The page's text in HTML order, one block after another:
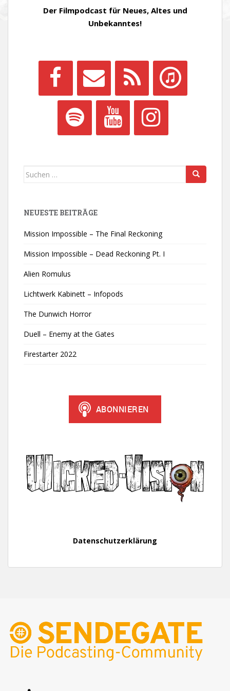
Der Filmpodcast für Neues, Altes und
Unbekanntes!
Suchen
NEUESTE BEITRÄGE
Mission Impossible – The Final Reckoning
Mission Impossible – Dead Reckoning Pt. I
Alien Romulus
Lichtwerk Kabinett – Infopods
The Dunwich Horror
Duell – Enemy at the Gates
Firestarter 2022
Datenschutzerklärung